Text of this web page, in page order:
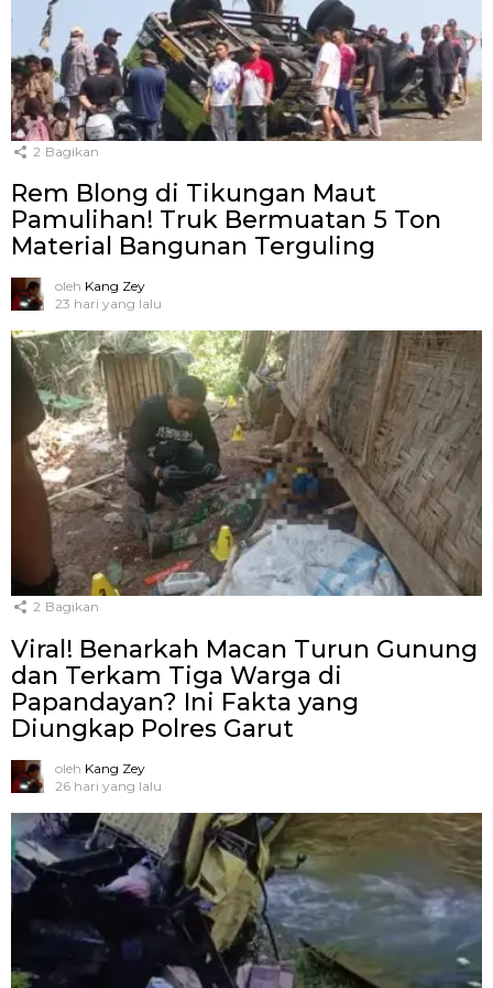
2 Bagikan
Rem Blong di Tikungan Maut
Pamulihan! Truk Bermuatan 5 Ton
Material Bangunan Terguling
oleh Kang Zey
23 hari yang lalu
2 Bagikan
Viral! Benarkah Macan Turun Gunung
dan Terkam Tiga Warga di
Papandayan? Ini Fakta yang
Diungkap Polres Garut
oleh Kang Zey
26 hari yang lalu